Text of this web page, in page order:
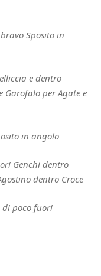
Sposito in
e dentro
Garofalo per Agate e
in angolo
Genchi dentro
dentro Croce
poco fuori